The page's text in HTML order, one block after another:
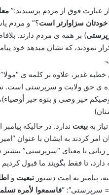
از عبارت فوق از مردم پرسیدند:”
سزاوارتر است؟” و مردم
) بر همه ی مردم دارند.
نمودند، که نشان میدهد خود
غدیر، علاوه بر کلمه ی
ی حق ولایت و سرپرستی است.
خیر وصی و بنوه خیر أوصیاء)،
به بیعت ندارد. در حالیکه
امر کردند به ایشان با عنوان
زبانی با معنای “سرپرستی”
دارد، تا فقط بگویند ما قبول
پیامبر به امت دستورتبعیت و
سرپرستی”: “فاسمعوا لأمره